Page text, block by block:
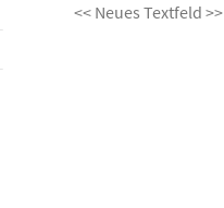
<< Neues Textfeld >>